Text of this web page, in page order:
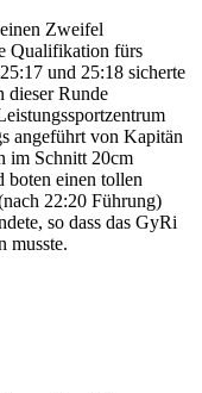
Zweifel
Qualifikation fürs
und 25:18 sicherte
dieser Runde
angeführt von Kapitän
im Schnitt 20cm
boten einen tollen
22:20 Führung)
so dass das GyRi
musste.